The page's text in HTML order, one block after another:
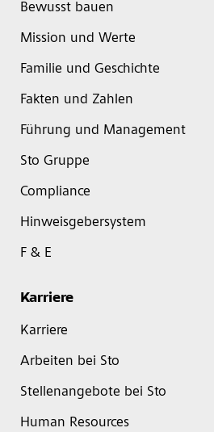
Bewusst bauen
Mission und Werte
Familie und Geschichte
Fakten und Zahlen
Führung und Management
Sto Gruppe
Compliance
Hinweisgebersystem
F & E
Karriere
Karriere
Arbeiten bei Sto
Stellenangebote bei Sto
Human Resources